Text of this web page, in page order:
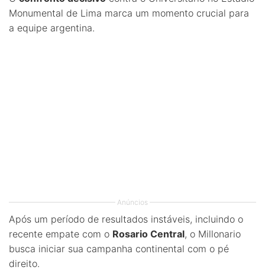
Monumental de Lima marca um momento crucial para
a equipe argentina.
Anúncios
Após um período de resultados instáveis, incluindo o
recente empate com o Rosario Central, o Millonario
busca iniciar sua campanha continental com o pé
direito.